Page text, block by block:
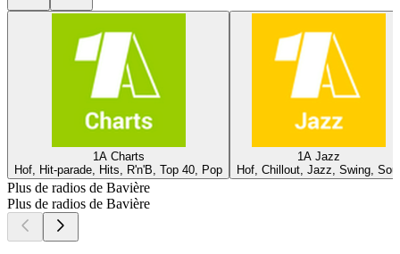
1A Charts
Hof, Hit-parade, Hits, R'n'B, Top 40, Pop
1A Jazz
Hof, Chillout, Jazz, Swing, Soul
Plus de radios de Bavière
Plus de radios de Bavière